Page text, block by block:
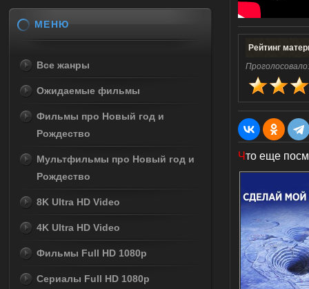
Рейтинг
Что еще
МЕНЮ
Все жанры
Ожидаемые фильмы
Фильмы про Новый год и
Рождество
Мультфильмы про Новый год и
Рождество
8K Ultra HD Video
4K Ultra HD Video
Фильмы Full HD 1080p
Сериалы Full HD 1080p